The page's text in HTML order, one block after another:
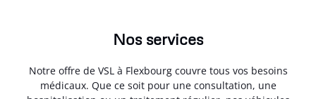
Nos services
Notre offre de VSL à Flexbourg couvre tous vos besoins
médicaux. Que ce soit pour une consultation, une